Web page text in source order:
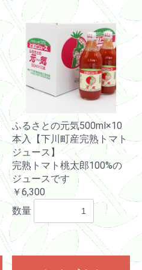
ふるさとの元気500ml×10
本入【下川町産完熟トマト
ジュース】
完熟トマト桃太郎100%の
ジュースです
￥6,300
数量